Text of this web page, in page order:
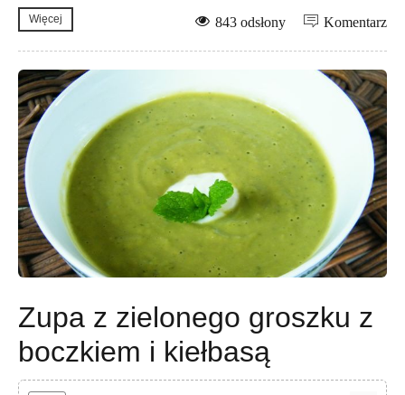
Więcej Komentarz
843 odsłony
Zupa z zielonego groszku z
boczkiem i kiełbasą